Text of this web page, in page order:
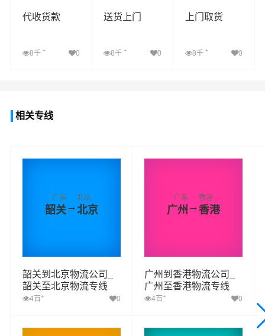
代收货款
8千 + 0
送货上门
8千+ 0
上门取货
8千 + 0
相关专线
广东
韶关→
北京
北京
韶关到北京物流公司_
韶关至北京物流专线
4百 + 0
广东
广州 →
香港
香港
广州到香港物流公司_
广州至香港物流专线
4百 + 0